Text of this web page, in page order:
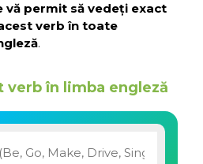
vă permit să vedeți exact
verb în toate
.
verb în limba engleză